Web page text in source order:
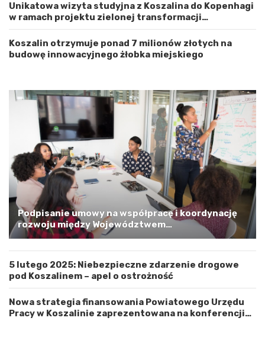
c
h
o
d
n
p
k
i
m
G
n
i
a
s
t
e
n
o
ś
ć
Unikatowa wizyta studyjna z Koszalina do Kopenhagi
w ramach projektu zielonej transformacji
energetycznej
Koszalin otrzymuje ponad 7 milionów złotych na
budowę innowacyjnego żłobka miejskiego
Podpisanie umowy na współpracę i koordynację
rozwoju między Województwem
Zachodniopomorskim a Gminą Miastem Koszalin
5 lutego 2025: Niebezpieczne zdarzenie drogowe
pod Koszalinem – apel o ostrożność
Nowa strategia finansowania Powiatowego Urzędu
Pracy w Koszalinie zaprezentowana na konferencji